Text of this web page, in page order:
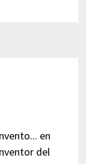
en
del